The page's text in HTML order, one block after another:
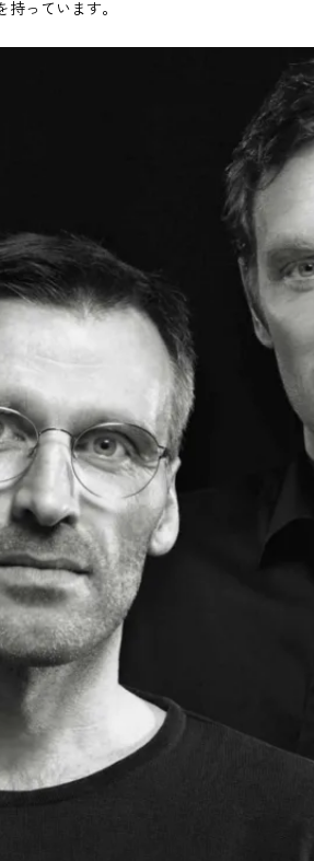
っています。